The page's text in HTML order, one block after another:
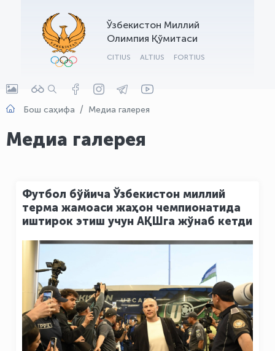
Ўзбекистон Миллий
Олимпия Қўмитаси
CITIUS ALTIUS FORTIUS
Бош саҳифа Медиа галерея
Медиа галерея
Футбол бўйича Ўзбекистон миллий
терма жамоаси жаҳон чемпионатида
иштирок этиш учун АҚШга жўнаб кетди
OLYMPCHIK AI - yordamchi
Онлайн · olympic.uz